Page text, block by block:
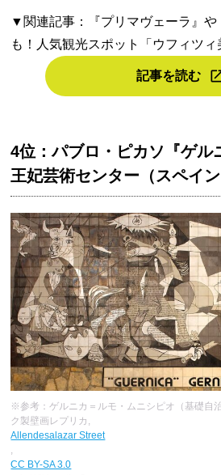
▼関連記事：『プリマヴェーラ』や
も！人気観光スポット「ウフィツ
記事を読む
4位：パブロ・ピカソ『ゲル
王妃芸術センター（スペイン
※参考：ゲルニカ＝ルモ・ムニシピオ（基礎自
ク製壁画レプリカ,
Allendesalazar Street
,
CC BY-SA 3.0